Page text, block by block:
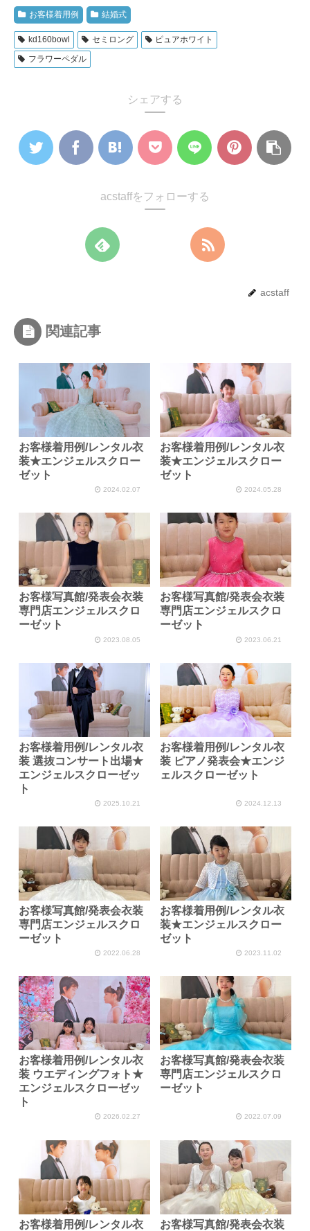
お客様着用例 結婚式
kd160bowl セミロング
ピュアホワイト
フラワーペダル
シェアする
acstaffをフォローする
acstaff
関連記事
お客様着用例/レンタル衣
装★エンジェルスクロー
ゼット
2024.02.07
お客様着用例/レンタル衣
装★エンジェルスクロー
ゼット
2024.05.28
お客様写真館/発表会衣装
専門店エンジェルスクロ
ーゼット
2023.08.05
お客様写真館/発表会衣装
専門店エンジェルスクロ
ーゼット
2023.06.21
お客様着用例/レンタル衣
装 選抜コンサート出場★
エンジェルスクローゼッ
ト
2025.10.21
お客様着用例/レンタル衣
装 ピアノ発表会★エンジ
ェルスクローゼット
2024.12.13
お客様写真館/発表会衣装
専門店エンジェルスクロ
ーゼット
2022.06.28
お客様着用例/レンタル衣
装★エンジェルスクロー
ゼット
2023.11.02
お客様着用例/レンタル衣
装 ウエディングフォト★
エンジェルスクローゼッ
ト
2026.02.27
お客様写真館/発表会衣装
専門店エンジェルスクロ
ーゼット
2022.07.09
お客様着用例/レンタル衣
お客様写真館/発表会衣装